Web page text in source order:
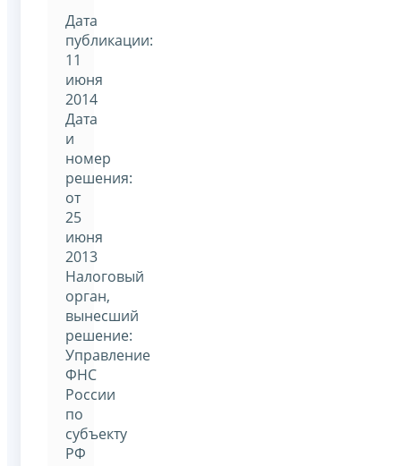
Дата
публикации:
11
июня
2014
Дата
и
номер
решения:
от
25
июня
2013
Налоговый
орган,
вынесший
решение:
Управление
ФНС
России
по
субъекту
РФ